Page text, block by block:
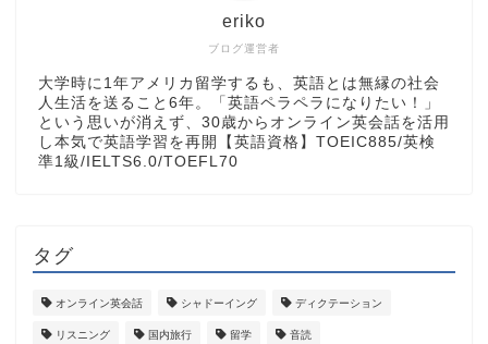
ブログ運営者
eriko
大学時に1年アメリカ留学するも、英語とは無縁の社会
人生活を送ること6年。「英語ペラペラになりたい！」
という思いが消えず、30歳からオンライン英会話を活用
し本気で英語学習を再開【英語資格】TOEIC885/英検
準1級/IELTS6.0/TOEFL70
タグ
オンライン英会話 シャドーイング ディクテーション
リスニング 国内旅行 留学 音読